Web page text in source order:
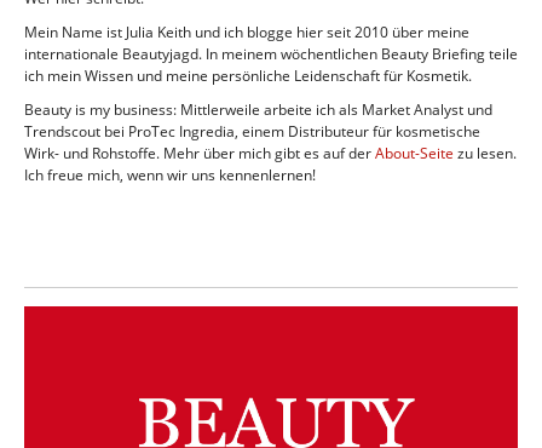
Mein Name ist Julia Keith und ich blogge hier seit 2010 über meine
internationale Beautyjagd. In meinem wöchentlichen Beauty Briefing teile
ich mein Wissen und meine persönliche Leidenschaft für Kosmetik.
Beauty is my business: Mittlerweile arbeite ich als Market Analyst und
Trendscout bei ProTec Ingredia, einem Distributeur für kosmetische
Wirk- und Rohstoffe. Mehr über mich gibt es auf derAbout-Seite zu lesen.
Ich freue mich, wenn wir uns kennenlernen!